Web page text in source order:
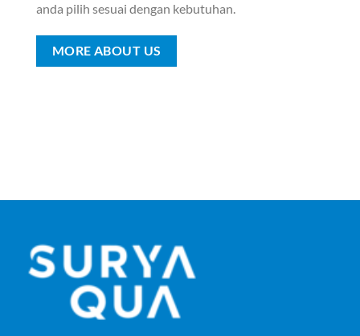
anda pilih sesuai dengan kebutuhan.
MORE ABOUT US